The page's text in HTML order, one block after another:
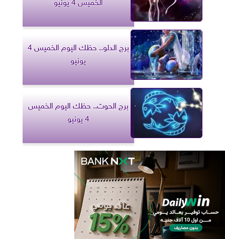
برج الدلو.. حظك اليوم الخميس 4
يونيو
برج الحوت.. حظك اليوم الخميس
4 يونيو